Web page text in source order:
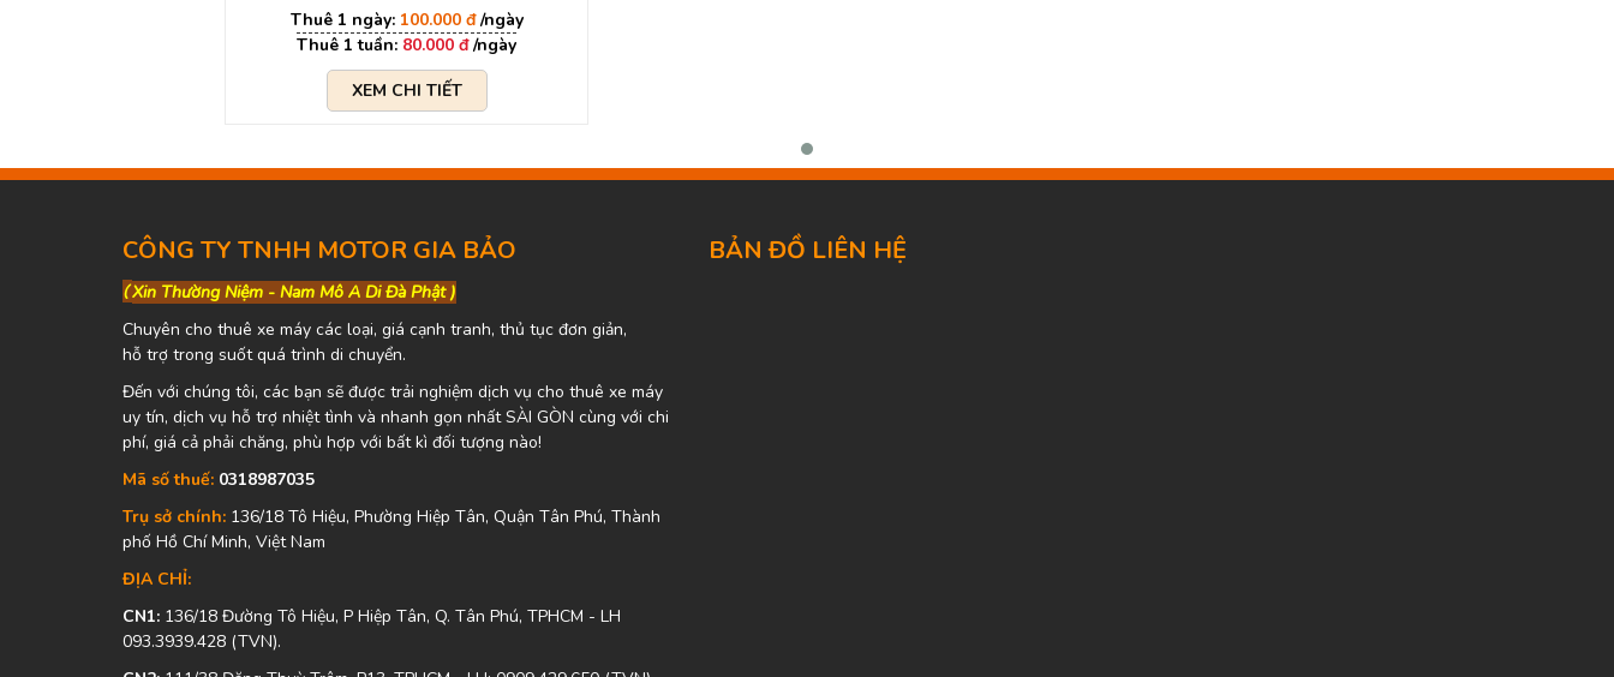
100.000 đ
80.000 đ
XEM CHI TIẾT
CÔNG TY TNHH MOTOR GIA BẢO
(Xin Thường Niệm - Nam Mô A Di Đà Phật )
Chuyên cho thuê xe máy các loại, giá cạnh tranh, thủ tục đơn giản,
hỗ trợ trong suốt quá trình di chuyển.
Đến với chúng tôi, các bạn sẽ được trải nghiệm dịch vụ cho thuê xe máy
uy tín, dịch vụ hỗ trợ nhiệt tình và nhanh gọn nhất SÀI GÒN cùng với chi
phí, giá cả phải chăng, phù hợp với bất kì đối tượng nào!
Mã số thuế: 0318987035
Trụ sở chính: 136/18 Tô Hiệu, Phường Hiệp Tân, Quận Tân Phú, Thành
phố Hồ Chí Minh, Việt Nam
ĐỊA CHỈ:
CN1: 136/18 Đường Tô Hiệu, P Hiệp Tân, Q. Tân Phú, TPHCM - LH
093.3939.428 (TVN).
BẢN ĐỒ LIÊN HỆ